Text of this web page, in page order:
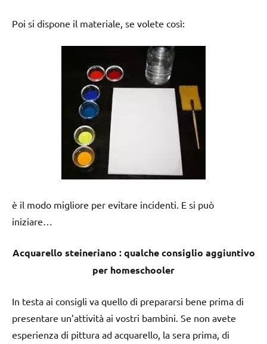
Poi si dispone il materiale, se volete così:
è il modo migliore per evitare incidenti. E si può
iniziare…
Acquarello steineriano : qualche consiglio aggiuntivo
per homeschooler
In testa ai consigli va quello di prepararsi bene prima di
presentare un’attività ai vostri bambini. Se non avete
esperienza di pittura ad acquarello, la sera prima, di